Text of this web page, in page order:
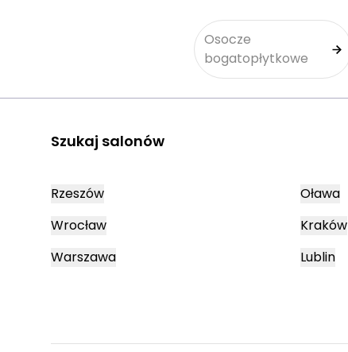
Osocze
bogatopłytkowe
Szukaj salonów
Rzeszów
Wrocław
Warszawa
Oława
Kraków
Lublin